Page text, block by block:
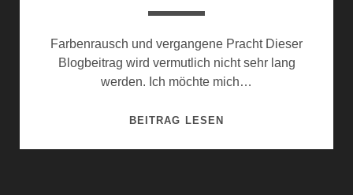
Farbenrausch und vergangene Pracht Dieser
Blogbeitrag wird vermutlich nicht sehr lang
werden. Ich möchte mich…
BEITRAG LESENINDIEN